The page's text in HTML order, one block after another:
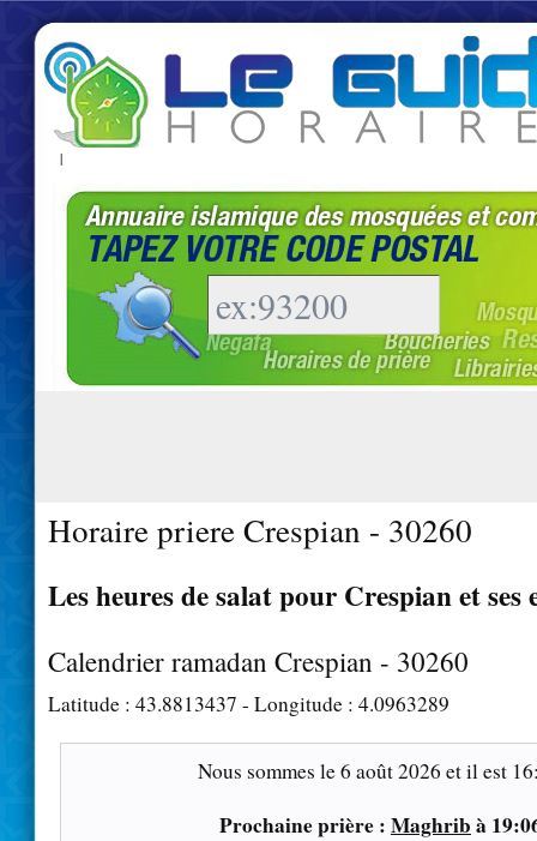
|
Horaire priere Crespian - 30260
Les heures de salat pour Crespian et ses
Calendrier ramadan Crespian - 30260
Latitude : 43.8813437 - Longitude : 4.0963289
Nous sommes le6 août 2026 et il est
Prochaine prière : Maghrib à